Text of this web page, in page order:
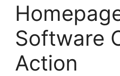
Software
Action